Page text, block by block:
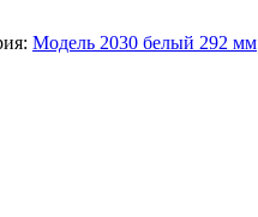
Модель 2030 белый 292 мм